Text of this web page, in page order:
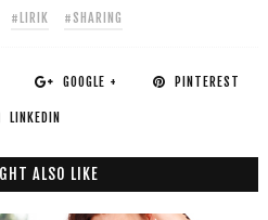
#LIRIK #SHARING
GOOGLE + PINTEREST
LINKEDIN
ALSO LIKE